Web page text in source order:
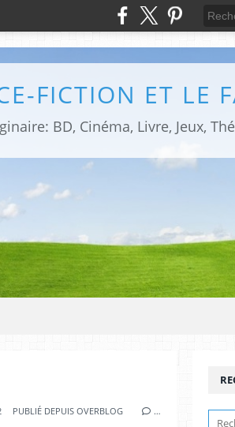
FICTION ET LE
, OLIVIER PERU,BENOÎT DELLAC ,EVGENIY
PUBLIÉ DEPUIS OVERBLOG …